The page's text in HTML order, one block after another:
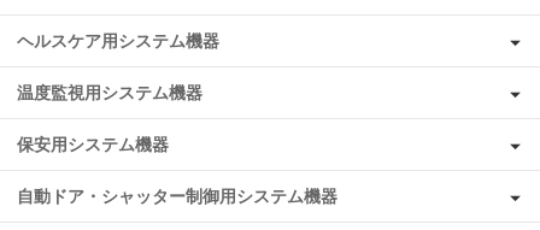
ヘルスケア用システム機器
温度監視用システム機器
保安用システム機器
自動ドア・シャッター制御用システム機器